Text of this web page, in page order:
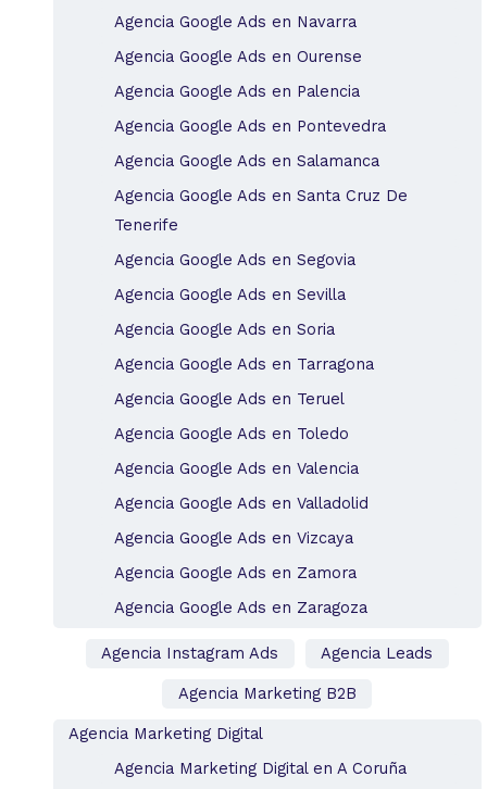
Agencia Google Ads en Navarra
Agencia Google Ads en Ourense
Agencia Google Ads en Palencia
Agencia Google Ads en Pontevedra
Agencia Google Ads en Salamanca
Agencia Google Ads en Santa Cruz De
Tenerife
Agencia Google Ads en Segovia
Agencia Google Ads en Sevilla
Agencia Google Ads en Soria
Agencia Google Ads en Tarragona
Agencia Google Ads en Teruel
Agencia Google Ads en Toledo
Agencia Google Ads en Valencia
Agencia Google Ads en Valladolid
Agencia Google Ads en Vizcaya
Agencia Google Ads en Zamora
Agencia Google Ads en Zaragoza
Agencia Instagram Ads Agencia Leads
Agencia Marketing B2B
Agencia Marketing Digital
Agencia Marketing Digital en A Coruña